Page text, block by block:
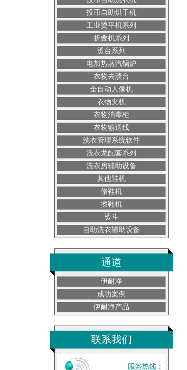
投币自助烘干机
工业烫平机系列
折叠机系列
烫台系列
电加热蒸汽锅炉
衣物去渍台
全自动人像机
衣物夹机
衣物消毒柜
衣物输送线
洗衣管理系统软件
洗衣龙配套系列
洗衣房辅助设备
其他鞋机
修鞋机
擦鞋机
烫斗
自助洗衣辅助设备
通道
伊耐净
成功案例
伊耐净产品
联系我们